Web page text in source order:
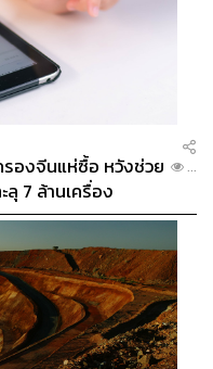
องจีนแห่ซื้อ หวังช่วย
7 ล้านเครื่อง
...